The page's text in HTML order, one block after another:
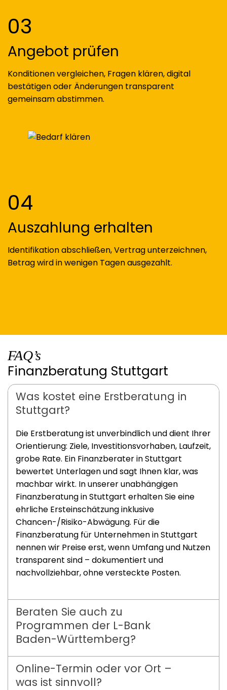
03
Angebot prüfen
Konditionen vergleichen, Fragen klären, digital
bestätigen oder Änderungen transparent
gemeinsam abstimmen.
04
Auszahlung erhalten
Identifikation abschließen, Vertrag unterzeichnen,
Betrag wird in wenigen Tagen ausgezahlt.
FAQ’s
Finanzberatung Stuttgart
Was kostet eine Erstberatung in
Stuttgart?
Die Erstberatung ist unverbindlich und dient Ihrer
Orientierung: Ziele, Investitionsvorhaben, Laufzeit,
grobe Rate. Ein Finanzberater in Stuttgart
bewertet Unterlagen und sagt Ihnen klar, was
machbar wirkt. In unserer unabhängigen
Finanzberatung in Stuttgart erhalten Sie eine
ehrliche Ersteinschätzung inklusive
Chancen-/Risiko-Abwägung. Für die
Finanzberatung für Unternehmen in Stuttgart
nennen wir Preise erst, wenn Umfang und Nutzen
transparent sind – dokumentiert und
nachvollziehbar, ohne versteckte Posten.
Beraten Sie auch zu
Programmen der L-Bank
Baden-Württemberg?
Online-Termin oder vor Ort –
was ist sinnvoll?